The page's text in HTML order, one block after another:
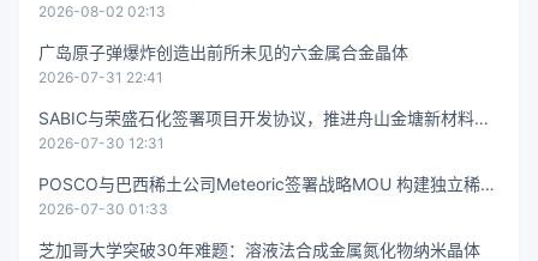
倍且可弯曲变形
2026-08-02 02:13
广岛原子弹爆炸创造出前所未见的六金属合金晶体
2026-07-31 22:41
SABIC与荣盛石化签署项目开发协议，推进舟山金塘新材料项
目
2026-07-30 12:31
POSCO与巴西稀土公司Meteoric签署战略MOU 构建独立稀土
供应链
2026-07-30 01:33
芝加哥大学突破30年难题：溶液法合成金属氮化物纳米晶体